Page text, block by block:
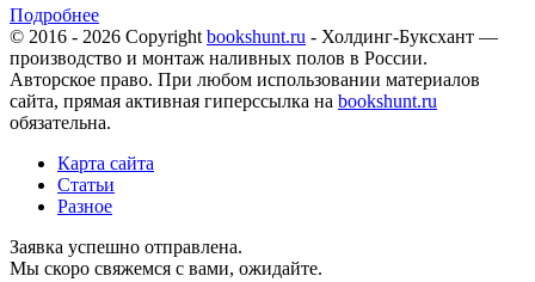
Подробнее
© 2016 - 2026 Copyright bookshunt.ru - Холдинг-Буксхант —
производство и монтаж наливных полов в России.
Авторское право. При любом использовании материалов
сайта, прямая активная гиперссылка на bookshunt.ru
обязательна.
Карта сайта
Статьи
Разное
Заявка успешно отправлена.
Мы скоро свяжемся с вами, ожидайте.